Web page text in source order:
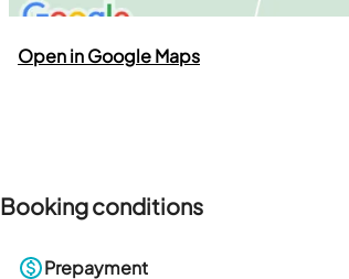
Open in Google Maps
Booking conditions
Prepayment